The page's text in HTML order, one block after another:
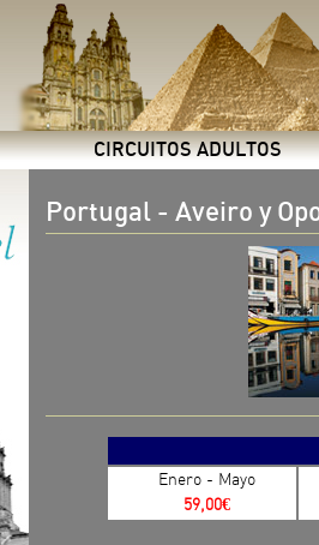
CIRCUITOS ADULTOS
Portugal - Aveiro y
Enero - Mayo
59,00€